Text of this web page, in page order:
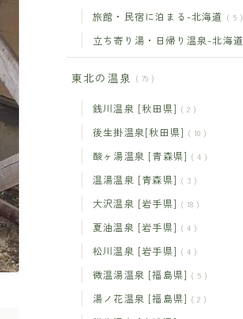
旅館・民宿に泊まる-北海道 5
立ち寄り湯・日帰り温泉-北海道
東北の温泉 79
銭川温泉 [秋田県] 2
後生掛温泉[秋田県] 10
酸ヶ湯温泉 [青森県] 4
温湯温泉 [青森県] 3
大沢温泉 [岩手県] 18
夏油温泉 [岩手県] 4
松川温泉 [岩手県] 4
微温湯温泉 [福島県] 5
湯ノ花温泉 [福島県] 2